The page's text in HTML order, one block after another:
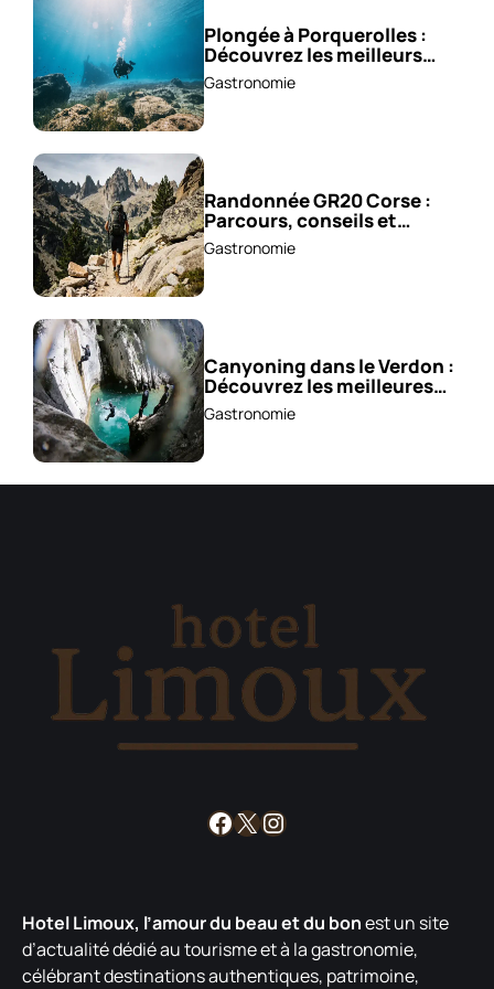
Plongée à Porquerolles :
Découvrez les meilleurs
spots !
Gastronomie
Randonnée GR20 Corse :
Parcours, conseils et
astuces !
Gastronomie
Canyoning dans le Verdon :
Découvrez les meilleures
excursions !
Gastronomie
Facebook
X Instagram
Hotel Limoux, l’amour du beau et du bonest un site
d’actualité dédié au tourisme et à la gastronomie,
célébrant destinations authentiques, patrimoine,